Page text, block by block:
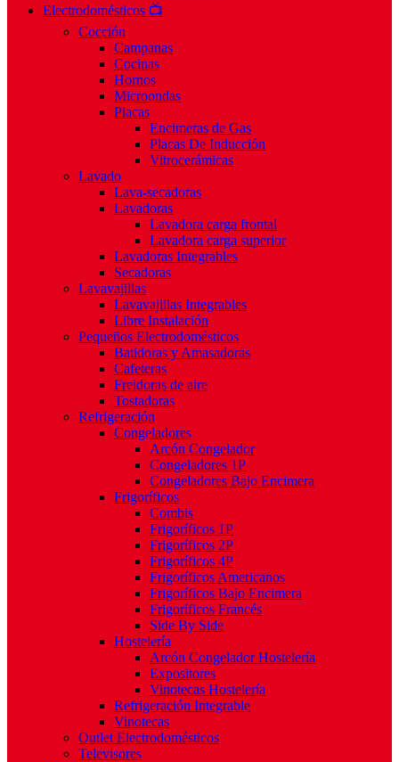
Electrodomésticos 📺
Cocción
Campanas
Cocinas
Hornos
Microondas
Placas
Encimeras de Gas
Placas De Inducción
Vitrocerámicas
Lavado
Lava-secadoras
Lavadoras
Lavadora carga frontal
Lavadora carga superior
Lavadoras Integrables
Secadoras
Lavavajillas
Lavavajillas Integrables
Libre Instalación
Pequeños Electrodomésticos
Batidoras y Amasadoras
Cafeteras
Freidoras de aire
Tostadoras
Refrigeración
Congeladores
Arcón Congelador
Congeladores 1P
Congeladores Bajo Encimera
Frigoríficos
Combis
Frigoríficos 1P
Frigoríficos 2P
Frigoríficos 4P
Frigoríficos Americanos
Frigoríficos Bajo Encimera
Frigoríficos Francés
Side By Side
Hostelería
Arcón Congelador Hostelería
Expositores
Vinotecas Hostelería
Refrigeración Integrable
Vinotecas
Outlet Electrodomésticos
Televisores